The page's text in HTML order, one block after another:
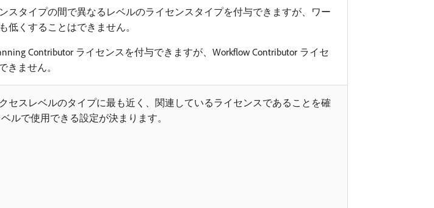
スタイプの間で異なるレベルのライセンスタイプを付与できますが、ワー
低くすることはできません。
Contributor ライセンスを付与できますが、Workflow Contributor ライセ
きません。
セスレベルのタイプに最も近く、関連しているライセンスであることを確
ルで使用できる設定が決まります。